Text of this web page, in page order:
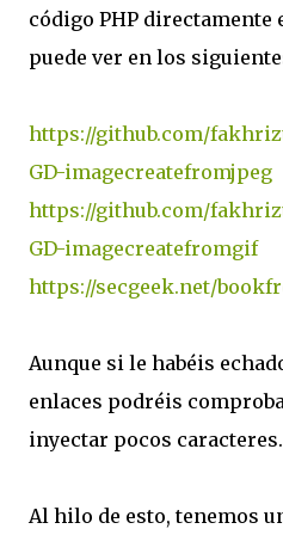
código PHP directamente
puede ver en los
https://github.com/
GD-imagecreatefromjpeg
https://github.com/
GD-imagecreatefromgif
https://secgeek.net/
Aunque si le habéis
enlaces podréis
inyectar pocos caracteres.
Al hilo de esto, tenemos